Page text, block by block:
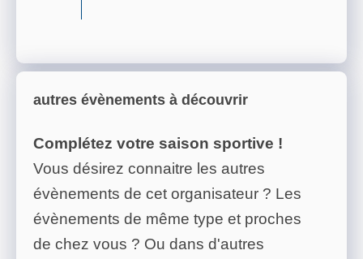
autres évènements à découvrir
Complétez votre saison sportive !
Vous désirez connaitre les autres
évènements de cet organisateur ? Les
évènements de même type et proches
de chez vous ? Ou dans d'autres